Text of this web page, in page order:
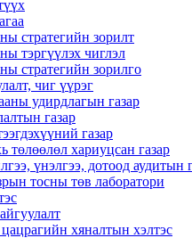
стратегийн зорилт
тэргүүлэх чиглэл
стратегийн зорилго
чиг үүрэг
удирдлагын газар
газар
газар
төлөөлөл хариуцсан газар
үнэлгээ, дотоод аудитын
тосны төв лаборатори
хяналтын хэлтэс